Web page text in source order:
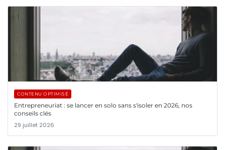
CONTENU OPTIMISÉ
Entrepreneuriat : se lancer en solo sans s'isoler en 2026, nos
conseils clés
29 juillet 2026